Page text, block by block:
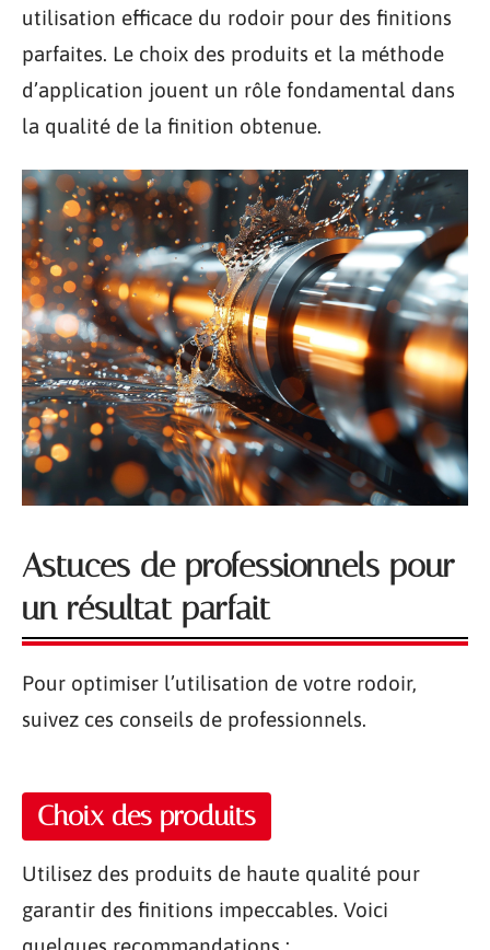
utilisation efficace du rodoir pour des finitions
parfaites. Le choix des produits et la méthode
d’application jouent un rôle fondamental dans
la qualité de la finition obtenue.
Astuces de professionnels pour
un résultat parfait
Pour optimiser l’utilisation de votre rodoir,
suivez ces conseils de professionnels.
Choix des produits
Utilisez des produits de haute qualité pour
garantir des finitions impeccables. Voici